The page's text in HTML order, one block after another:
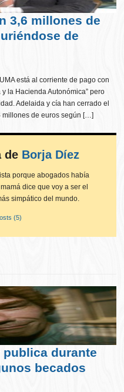
3,6 millones de
de
está al corriente de pago con
la Hacienda Autonómica” pero
Adelaida y cía han cerrado el
millones de euros según […]
de Borja Díez
porque abogados había
dice que voy a ser el
simpático del mundo.
(5)
durante
becados